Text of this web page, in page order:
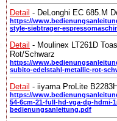
Detail - DeLonghi EC 685.M
https://
style-siebtrager-
Detail - Moulinex LT261D
Rot/Schwarz
https://
subito-edelstahl-metallic-rot-
Detail - iiyama ProLite
https://
54-6cm-21-full-hd-vga-dp-hdmi-
bedienungsanleitung.pdf